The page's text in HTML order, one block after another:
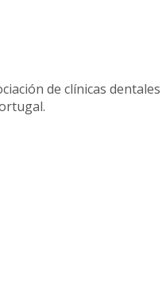
de clínicas dentales